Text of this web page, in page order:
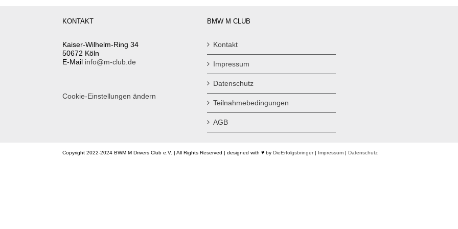
KONTAKT
Kaiser-Wilhelm-Ring 34
50672 Köln
E-Mail info@m-club.de
Cookie-Einstellungen ändern
BMW M CLUB
Kontakt
Impressum
Datenschutz
Teilnahmebedingungen
AGB
Copyright 2022-2024 BWM M Drivers Club e.V. | All Rights Reserved | designed with ♥ by DieErfolgsbringer| Impressum | Datenschutz